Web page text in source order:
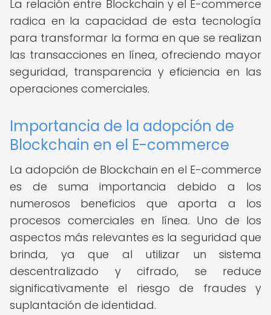
La relación entre Blockchain y el E-commerce
radica en la capacidad de esta tecnología
para transformar la forma en que se realizan
las transacciones en línea, ofreciendo mayor
seguridad, transparencia y eficiencia en las
operaciones comerciales.
Importancia de la adopción de
Blockchain en el E-commerce
La adopción de Blockchain en el E-commerce
es de suma importancia debido a los
numerosos beneficios que aporta a los
procesos comerciales en línea. Uno de los
aspectos más relevantes es la seguridad que
brinda, ya que al utilizar un sistema
descentralizado y cifrado, se reduce
significativamente el riesgo de fraudes y
suplantación de identidad.